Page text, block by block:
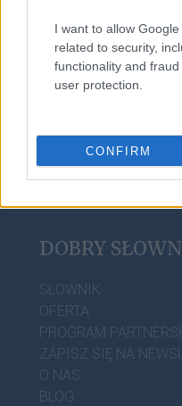
I want to allow
related to security,
functionality and
user protection.
CONFIRM
DOBRY
SŁOWNIK
OFERTA
PROGRAM
ZAPISZ SIĘ NA
O NAS
BLOG